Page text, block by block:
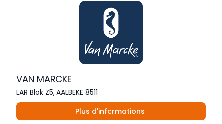
VAN MARCKE
LAR Blok Z5, AALBEKE 8511
Plus d'informations